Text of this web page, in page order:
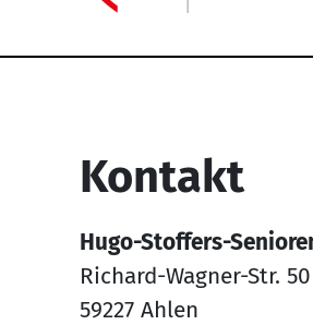
Service
Kontakt
Hugo-Stoffers-
Richard-Wagner-Str. 50
59227 Ahlen